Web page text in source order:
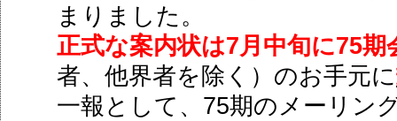
まりました。
正式な案内状は7月中旬に75期
者、他界者を除く）のお手元に
一報として、 75期のメーリン